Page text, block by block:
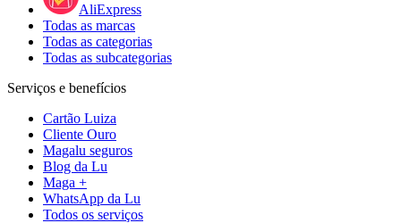
AliExpress
Todas as marcas
Todas as categorias
Todas as subcategorias
Serviços e benefícios
Cartão Luiza
Cliente Ouro
Magalu seguros
Blog da Lu
Maga +
WhatsApp da Lu
Todos os serviços